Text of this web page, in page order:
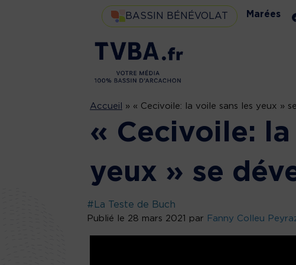
BASSIN BÉNÉVOLAT Marées
Accueil » « Cecivoile: la voile sans les yeux »
« Cecivoile:
yeux » se
#La Teste de Buch
Publié le 28 mars 2021 par Fanny Colleu